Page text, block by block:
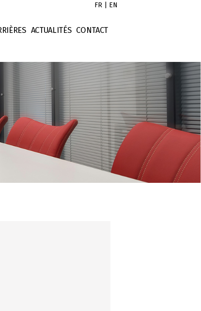
FR EN
ACTUALITÉS
Droit des sociétés
Droit fiscal
Evénement
Numérique
Opérations - Finance
Opérations - Immobilier
Opérations - International
Opérations - Levée de fond
Opérations - M&A
CONTACT